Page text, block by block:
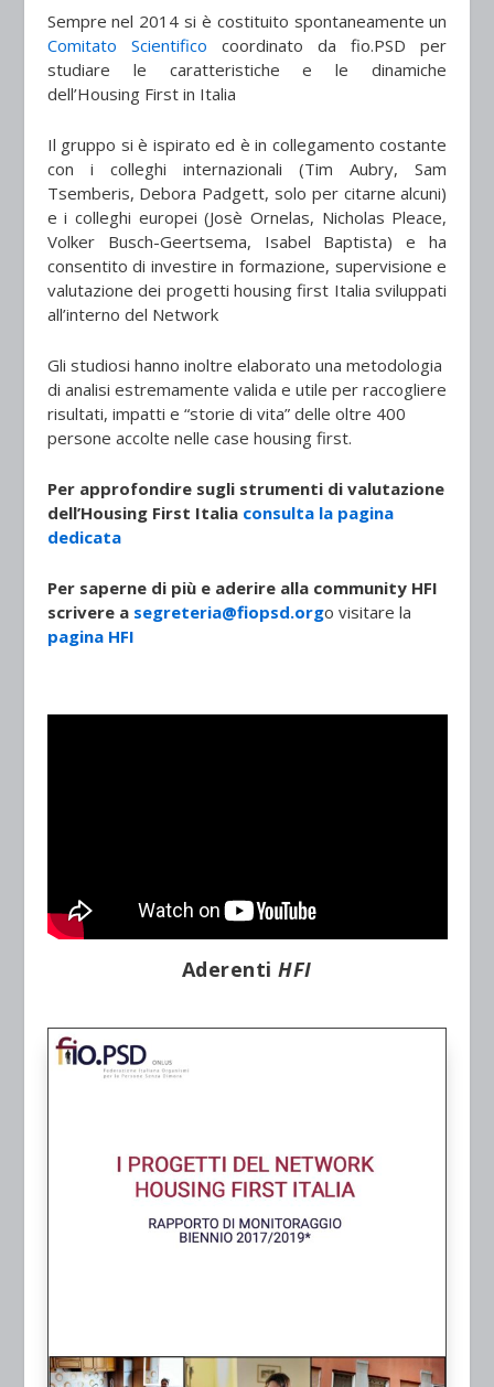
Sempre nel 2014 si è costituito spontaneamente un
Comitato Scientifico coordinato da fio.PSD per
studiare le caratteristiche e le dinamiche
dell’Housing First in Italia
Il gruppo si è ispirato ed è in collegamento costante
con i colleghi internazionali (Tim Aubry, Sam
Tsemberis, Debora Padgett, solo per citarne alcuni)
e i colleghi europei (Josè Ornelas, Nicholas Pleace,
Volker Busch-Geertsema, Isabel Baptista) e ha
consentito di investire in formazione, supervisione e
valutazione dei progetti housing first Italia sviluppati
all’interno del Network
Gli studiosi hanno inoltre elaborato una metodologia
di analisi estremamente valida e utile per raccogliere
risultati, impatti e “storie di vita” delle oltre 400
persone accolte nelle case housing first.
Per approfondire sugli strumenti di valutazione
dell’Housing First Italia consulta la pagina
dedicata
Per saperne di più e aderire alla community HFI
scrivere a segreteria@fiopsd.orgo visitare la
pagina HFI
AderentiHFI